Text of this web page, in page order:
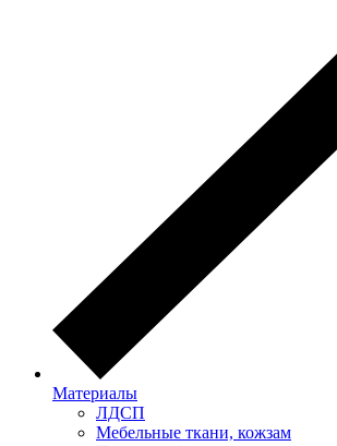
Материалы
ЛДСП
Мебельные ткани, кожзам